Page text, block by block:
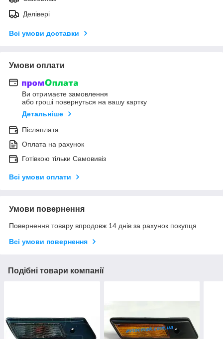
Делівері
Всі умови доставки
Умови оплати
Ви отримаєте замовлення
або гроші повернуться на вашу картку
Детальніше
Післяплата
Оплата на рахунок
Готівкою тільки Самовивіз
Всі умови оплати
Умови повернення
Повернення товару впродовж 14 днів за рахунок покупця
Всі умови повернення
Подібні товари компанії